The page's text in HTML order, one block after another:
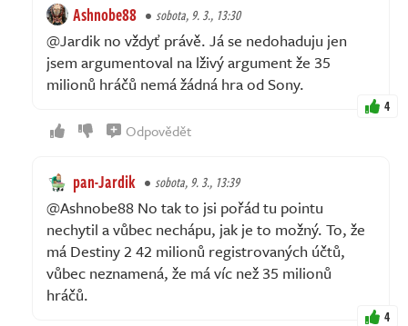
Ashnobe88 sobota, 9. 3., 13:30
@Jardik no vždyť právě. Já se nedohaduju jen
jsem argumentoval na lživý argument že 35
milionů hráčů nemá žádná hra od Sony.
4
Odpovědět
pan-Jardik sobota, 9. 3., 13:39
@Ashnobe88 No tak to jsi pořád tu pointu
nechytil a vůbec nechápu, jak je to možný. To, že
má Destiny 2 42 milionů registrovaných účtů,
vůbec neznamená, že má víc než 35 milionů
hráčů.
4